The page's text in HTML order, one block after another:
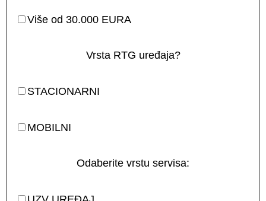
Više od 30.000 EURA
Vrsta RTG uređaja?
STACIONARNI
MOBILNI
Odaberite vrstu servisa: